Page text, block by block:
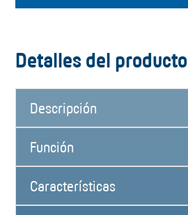
Detalles del producto
Descripción
Función
Características